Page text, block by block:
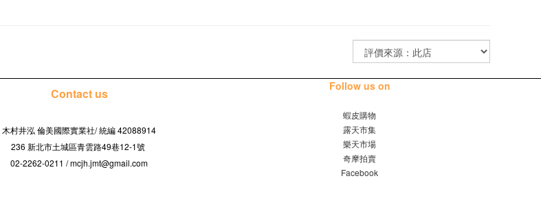
Contact us
木村井泓 倫美國際實業社/統編 42088914
236 新北市土城區青雲路49巷12-1號
02-2262-0211 / mcjh.jmt@gmail.com
Follow us on
蝦皮購物
露天市集
樂天市場
奇摩拍賣
Facebook